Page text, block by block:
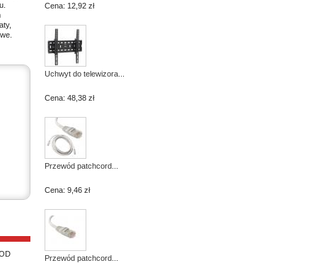
Cena: 12,92 zł
Uchwyt do telewizora...
Cena: 48,38 zł
Przewód patchcord...
Cena: 9,46 zł
Przewód patchcord...